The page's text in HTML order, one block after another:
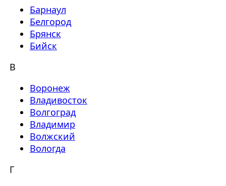
Барнаул
Белгород
Брянск
Бийск
В
Воронеж
Владивосток
Волгоград
Владимир
Волжский
Вологда
Г